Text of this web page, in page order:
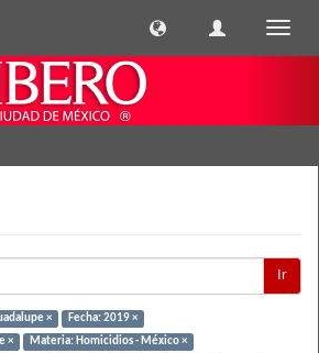
Ir
×
Fecha: 2019 ×
×
Materia: Homicidios - México ×